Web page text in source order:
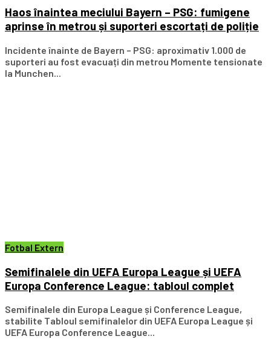
Haos înaintea meciului Bayern – PSG: fumigene
aprinse în metrou și suporteri escortați de poliție
Incidente înainte de Bayern – PSG: aproximativ 1.000 de
suporteri au fost evacuați din metrou Momente tensionate
la Munchen...
Fotbal Extern
Semifinalele din UEFA Europa League și UEFA
Europa Conference League: tabloul complet
Semifinalele din Europa League și Conference League,
stabilite Tabloul semifinalelor din UEFA Europa League și
UEFA Europa Conference League...